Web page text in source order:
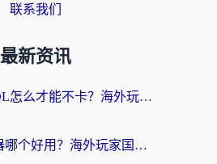
联系我们
最新资讯
澳洲打逆水寒OL怎么才能不卡？海外玩家国服游戏加速终极指南（附梦幻模拟战地铁跑酷解决办法）
艾希国外加速器哪个好用？海外玩家国服游戏畅玩终极指南（附欧洲玩鸣潮街头篮球实测）